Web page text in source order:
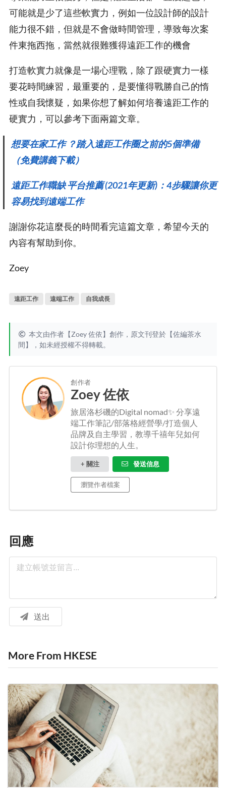
可能就是少了這些軟實力，例如一位設計師的設計
能力很不錯，但就是不會做時間管理，導致每次案
件東拖西拖，當然就很難獲得遠距工作的機會
打造軟實力就像是一場心理戰，除了跟硬實力一樣
要花時間練習，最重要的，是要懂得戰勝自己的惰
性或自我懷疑，如果你想了解如何培養遠距工作的
硬實力，可以參考下面兩篇文章。
想要在家工作 ？踏入遠距工作圈之前的5個準備
（免費講義下載）
遠距工作職缺 平台推薦 (2021年更新)：4步驟讓你更
容易找到遠端工作
謝謝你花這麼長的時間看完這篇文章，希望今天的
內容有幫助到你。
Zoey
遠距工作 遠端工作 自我成長
本文由作者【Zoey 佐依】創作，原文刊登於【佐編茶水
間】，如未經授權不得轉載。
創作者
Zoey 佐依
旅居洛杉磯的Digital nomad✨ 分享遠
端工作筆記/部落格經營學/打造個人
品牌及自主學習，教導千禧年兒如何
設計你理想的人生。
+ 關注 發送信息
瀏覽作者檔案
回應
送出
More From HKESE